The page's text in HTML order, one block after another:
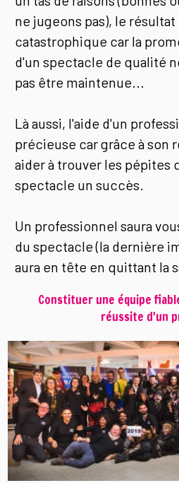
ne jugeons pas), le
catastrophique car la
d'un spectacle de qualité
pas être maintenue...
Là aussi, l'aide d'un
précieuse car grâce à son
aider à trouver les pépites
spectacle un succès.
Un professionnel saura
du spectacle (la dernière
aura en tête en quittant la
Constituer une équipe
réussite d'un